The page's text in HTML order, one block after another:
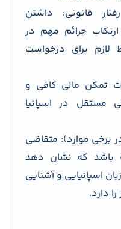
قانونی: داشتن
جرائم مهم در
برای درخواست
تمکن مالی کافی و
مستقل در اسپانیا
برخی موارد): متقاضی
باشد که نشان دهد
اسپانیایی و آشنایی
دارد.